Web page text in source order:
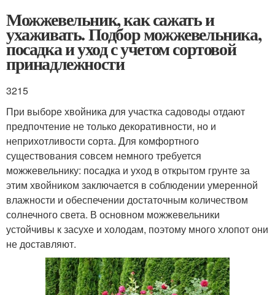
Можжевельник, как сажать и
ухаживать. Подбор можжевельника,
посадка и уход с учетом сортовой
принадлежности
3215
При выборе хвойника для участка садоводы отдают
предпочтение не только декоративности, но и
неприхотливости сорта. Для комфортного
существования совсем немного требуется
можжевельнику: посадка и уход в открытом грунте за
этим хвойником заключается в соблюдении умеренной
влажности и обеспечении достаточным количеством
солнечного света. В основном можжевельники
устойчивы к засухе и холодам, поэтому много хлопот они
не доставляют.